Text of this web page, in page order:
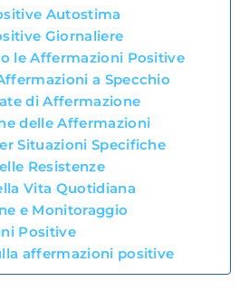
Autostima
Giornaliere
le Affermazioni Positive
a Specchio
di Affermazione
delle Affermazioni
Situazioni Specifiche
Resistenze
Vita Quotidiana
e Monitoraggio
Positive
affermazioni positive